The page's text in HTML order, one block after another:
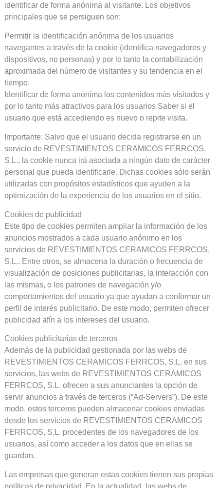
identificar de forma anónima al visitante. Los objetivos
principales que se persiguen son:
Permitir la identificación anónima de los usuarios
navegantes a través de la cookie (identifica navegadores y
dispositivos, no personas) y por lo tanto la contabilización
aproximada del número de visitantes y su tendencia en el
tiempo.
Identificar de forma anónima los contenidos más visitados y
por lo tanto más atractivos para los usuarios Saber si el
usuario que está accediendo es nuevo o repite visita.
Importante: Salvo que el usuario decida registrarse en un
servicio de REVESTIMIENTOS CERAMICOS FERRCOS,
S.L., la cookie nunca irá asociada a ningún dato de carácter
personal que pueda identificarle. Dichas cookies sólo serán
utilizadas con propósitos estadísticos que ayuden a la
optimización de la experiencia de los usuarios en el sitio.
Cookies de publicidad
Este tipo de cookies permiten ampliar la información de los
anuncios mostrados a cada usuario anónimo en los
servicios de REVESTIMIENTOS CERAMICOS FERRCOS,
S.L.. Entre otros, se almacena la duración o frecuencia de
visualización de posiciones publicitarias, la interacción con
las mismas, o los patrones de navegación y/o
comportamientos del usuario ya que ayudan a conformar un
perfil de interés publicitario. De este modo, permiten ofrecer
publicidad afín a los intereses del usuario.
Cookies publicitarias de terceros
Además de la publicidad gestionada por las webs de
REVESTIMIENTOS CERAMICOS FERRCOS, S.L. en sus
servicios, las webs de REVESTIMIENTOS CERAMICOS
FERRCOS, S.L. ofrecen a sus anunciantes la opción de
servir anuncios a través de terceros (“Ad-Servers”). De este
modo, estos terceros pueden almacenar cookies enviadas
desde los servicios de REVESTIMIENTOS CERAMICOS
FERRCOS, S.L. procedentes de los navegadores de los
usuarios, así como acceder a los datos que en ellas se
guardan.
Las empresas que generan estas cookies tienen sus propias
políticas de privacidad. En la actualidad, las webs de